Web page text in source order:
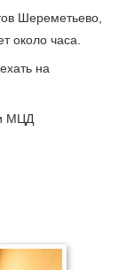
Шереметьево,
около часа.
на
МЦД